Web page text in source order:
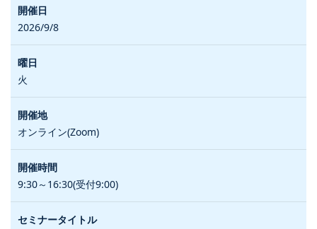
2026/9/8
火
オンライン(Zoom)
9:30～16:30(受付9:00)